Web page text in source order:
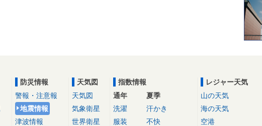
防災情報
警報・注意報
地震情報
津波情報
天気図
天気図
気象衛星
世界衛星
指数情報
通年
洗濯
服装
夏季
汗かき
不快
レジャー天気
山の天気
海の天気
空港